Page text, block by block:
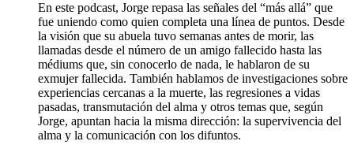
En este podcast, Jorge repasa las señales del “más allá” que
fue uniendo como quien completa una línea de puntos. Desde
la visión que su abuela tuvo semanas antes de morir, las
llamadas desde el número de un amigo fallecido hasta las
médiums que, sin conocerlo de nada, le hablaron de su
exmujer fallecida. También hablamos de investigaciones sobre
experiencias cercanas a la muerte, las regresiones a vidas
pasadas, transmutación del alma y otros temas que, según
Jorge, apuntan hacia la misma dirección: la supervivencia del
alma y la comunicación con los difuntos.